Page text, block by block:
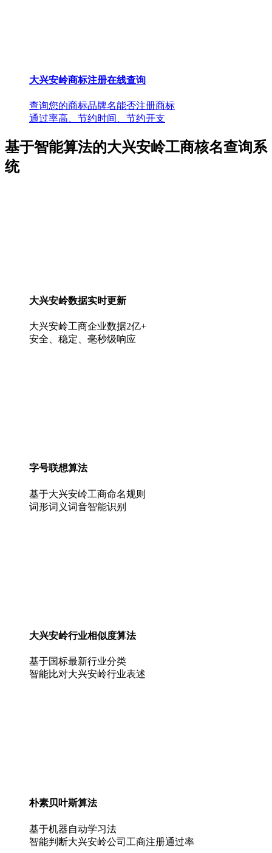
大兴安岭商标注册在线查询
查询您的商标品牌名能否注册商标
通过率高、节约时间、节约开支
基于智能算法的大兴安岭工商核名查询系
统
大兴安岭数据实时更新
大兴安岭工商企业数据2亿+
安全、稳定、毫秒级响应
字号联想算法
基于大兴安岭工商命名规则
词形词义词音智能识别
大兴安岭行业相似度算法
基于国标最新行业分类
智能比对大兴安岭行业表述
朴素贝叶斯算法
基于机器自动学习法
智能判断大兴安岭公司工商注册通过率